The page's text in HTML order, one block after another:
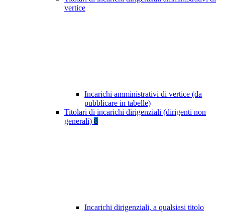
vertice
Incarichi amministrativi di vertice (da
pubblicare in tabelle)
Titolari di incarichi dirigenziali (dirigenti non
generali) 8
Incarichi dirigenziali, a qualsiasi titolo